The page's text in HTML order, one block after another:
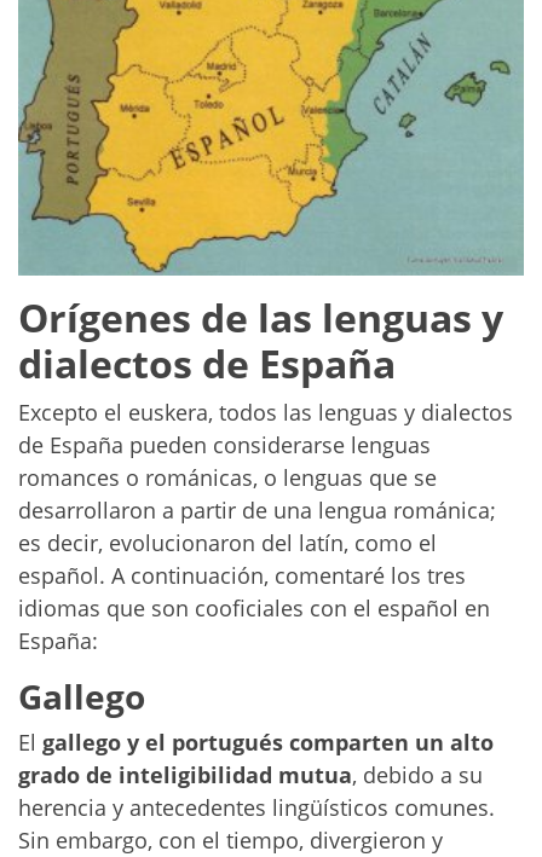
Orígenes de las lenguas y
dialectos de España
Excepto el euskera, todos las lenguas y dialectos
de España pueden considerarse lenguas
romances o románicas, o lenguas que se
desarrollaron a partir de una lengua románica;
es decir, evolucionaron del latín, como el
español. A continuación, comentaré los tres
idiomas que son cooficiales con el español en
España:
Gallego
El gallego y el portugués comparten un alto
grado de inteligibilidad mutua, debido a su
herencia y antecedentes lingüísticos comunes.
Sin embargo, con el tiempo, divergieron y